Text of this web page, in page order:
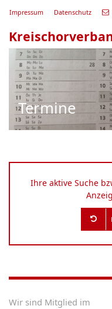
Impressum Datenschutz
Termine
Ihre aktive Suche
Wir sind Mitglied im